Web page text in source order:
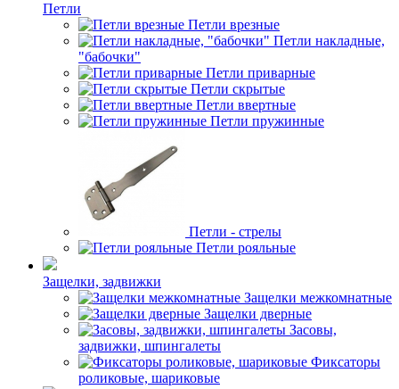
Петли
Петли врезные
Петли накладные,
"бабочки"
Петли приварные
Петли скрытые
Петли ввертные
Петли пружинные
Петли - стрелы
Петли рояльные
Защелки, задвижки
Защелки межкомнатные
Защелки дверные
Засовы,
задвижки, шпингалеты
Фиксаторы
роликовые, шариковые